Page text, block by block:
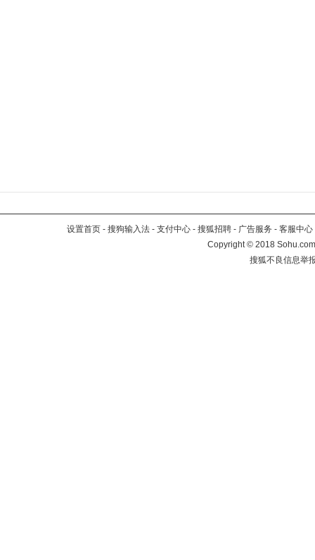
设置首页 - 搜狗输入法 - 支付中心 - 搜狐招聘 - 广告服务 - 客服中心
Copyright©2018
搜狐不良信息举